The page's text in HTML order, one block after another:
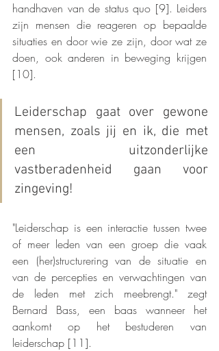
handhaven van de status quo [9]. Leiders
zijn mensen die reageren op bepaalde
situaties en door wie ze zijn, door wat ze
doen, ook anderen in beweging krijgen
[10].
Leiderschap gaat over gewone
mensen, zoals jij en ik, die met
een uitzonderlijke
vastberadenheid gaan voor
zingeving!
"Leiderschap is een interactie tussen twee
of meer leden van een groep die vaak
een (her)structurering van de situatie en
van de percepties en verwachtingen van
de leden met zich meebrengt." zegt
Bernard Bass, een baas wanneer het
aankomt op het bestuderen van
leiderschap [11].